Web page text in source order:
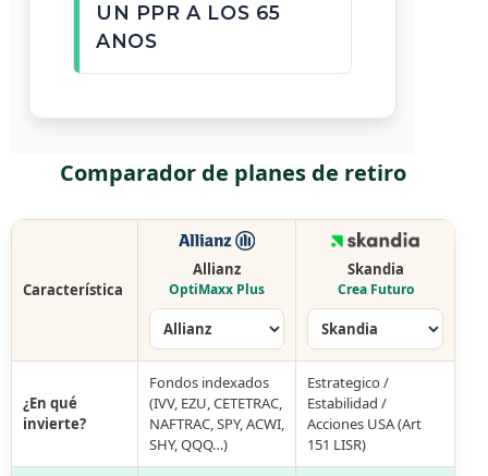
UN PPR A LOS 65
ANOS
Comparador de planes de retiro
Característica
Allianz
OptiMaxx Plus
Skandia
Crea Futuro
¿En qué
invierte?
Fondos indexados
(IVV, EZU, CETETRAC,
NAFTRAC, SPY, ACWI,
SHY, QQQ…)
Estrategico /
Estabilidad /
Acciones USA (Art
151 LISR)